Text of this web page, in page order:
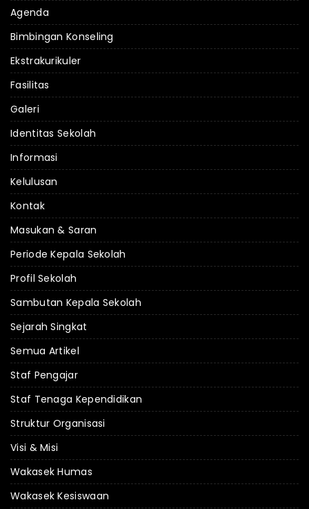
Agenda
Bimbingan Konseling
Ekstrakurikuler
Fasilitas
Galeri
Identitas Sekolah
Informasi
Kelulusan
Kontak
Masukan & Saran
Periode Kepala Sekolah
Profil Sekolah
Sambutan Kepala Sekolah
Sejarah Singkat
Semua Artikel
Staf Pengajar
Staf Tenaga Kependidikan
Struktur Organisasi
Visi & Misi
Wakasek Humas
Wakasek Kesiswaan